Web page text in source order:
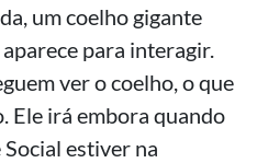
um coelho gigante
para interagir.
ver o coelho, o que
Ele irá embora quando
estiver na